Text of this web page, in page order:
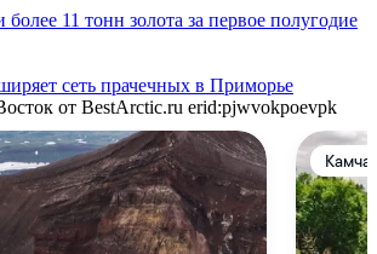
11 тонн золота за первое полугодие
сеть прачечных в Приморье
от BestArctic.ru erid:pjwvokpoevpk